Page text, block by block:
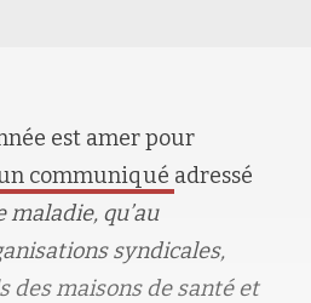
est amer pour
communiqué adressé
maladie, qu’au
syndicales,
des maisons de santé et